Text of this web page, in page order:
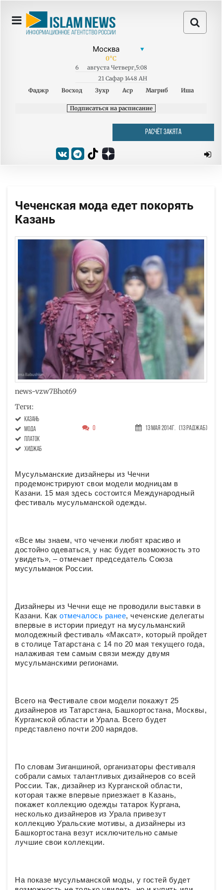
0°C
6 августа Четверг,5:08
21 Сафар 1448 AH
Фаджр
Восход Зухр Аср Магриб Иша
Подписаться на расписание
РАСЧЁТ ЗАКЯТА
Чеченская мода едет покорять
Казань
news-vzw7Bhot69
Теги:
Казань
мода
платок
хиджаб
0 13 Мая 2014г. (13 Раджаб)
Мусульманские дизайнеры из Чечни
продемонстрируют свои модели модницам в
Казани. 15 мая здесь состоится Международный
фестиваль мусульманской одежды.
«Все мы знаем, что чеченки любят красиво и
достойно одеваться, у нас будет возможность это
увидеть», – отмечает председатель Союза
мусульманок России.
Дизайнеры из Чечни еще не проводили выставки в
Казани. Как отмечалось ранее, чеченские делегаты
впервые в истории приедут на мусульманский
молодежный фестиваль «Максат», который пройдет
в столице Татарстана с 14 по 20 мая текущего года,
налаживая тем самым связи между двумя
мусульманскими регионами.
Всего на Фестивале свои модели покажут 25
дизайнеров из Татарстана, Башкортостана, Москвы,
Курганской области и Урала. Всего будет
представлено почти 200 нарядов.
По словам Зиганшиной, организаторы фестиваля
собрали самых талантливых дизайнеров со всей
России. Так, дизайнер из Курганской области,
которая также впервые приезжает в Казань,
покажет коллекцию одежды татарок Кургана,
несколько дизайнеров из Урала привезут
коллекцию Уральские мотивы, а дизайнеры из
Башкортостана везут исключительно самые
лучшие свои коллекции.
На показе мусульманской моды, у гостей будет